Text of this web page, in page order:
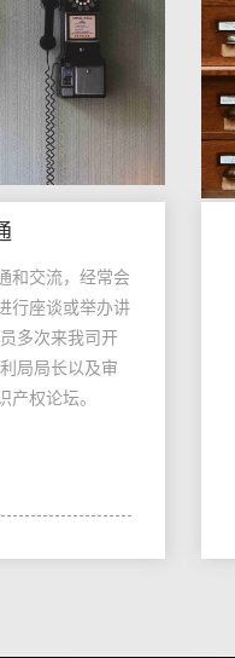
和交流，经常会
行座谈或举办讲
多次来我司开
局局长以及审
权论坛。